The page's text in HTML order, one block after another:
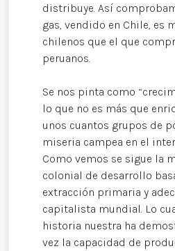
distribuye. Así
gas, vendido en Chile, es
chilenos que el que
peruanos.
Se nos pinta como
lo que no es más que
unos cuantos grupos de
miseria campea en el
Como vemos se sigue la
colonial de desarrollo
extracción primaria y
capitalista mundial. Lo
historia nuestra ha
vez la capacidad de